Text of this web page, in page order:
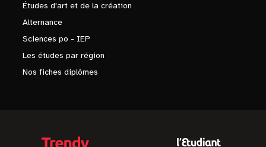
Études d'art et de la création
Alternance
Sciences po - IEP
Les études par région
Nos fiches diplômes